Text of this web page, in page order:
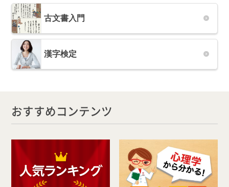
古文書入門
漢字検定
おすすめコンテンツ